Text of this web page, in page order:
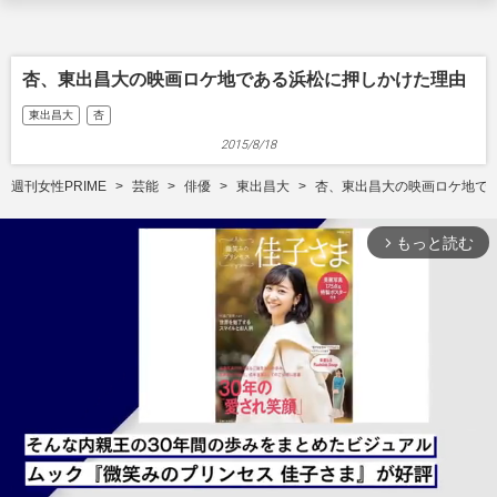
杏、東出昌大の映画ロケ地である浜松に押しかけた理由
東出昌大 杏
2015/8/18
週刊女性PRIME 芸能 俳優 東出昌大 杏、東出昌大の映画ロケ地で
arrow_forward_ios もっと読む